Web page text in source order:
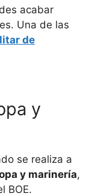
acabar
Una de las
de
y
se realiza a
y marinería,
BOE.